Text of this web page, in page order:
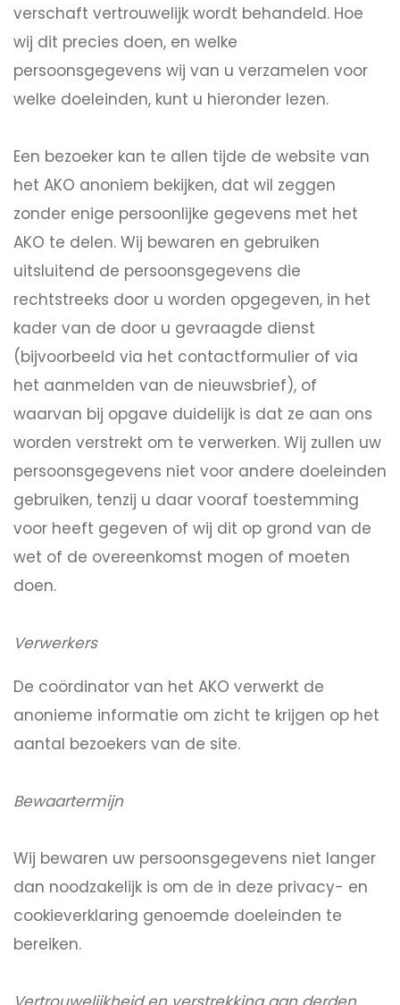
verschaft vertrouwelijk wordt behandeld. Hoe
wij dit precies doen, en welke
persoonsgegevens wij van u verzamelen voor
welke doeleinden, kunt u hieronder lezen.
Een bezoeker kan te allen tijde de website van
het AKO anoniem bekijken, dat wil zeggen
zonder enige persoonlijke gegevens met het
AKO te delen. Wij bewaren en gebruiken
uitsluitend de persoonsgegevens die
rechtstreeks door u worden opgegeven, in het
kader van de door u gevraagde dienst
(bijvoorbeeld via het contactformulier of via
het aanmelden van de nieuwsbrief), of
waarvan bij opgave duidelijk is dat ze aan ons
worden verstrekt om te verwerken. Wij zullen uw
persoonsgegevens niet voor andere doeleinden
gebruiken, tenzij u daar vooraf toestemming
voor heeft gegeven of wij dit op grond van de
wet of de overeenkomst mogen of moeten
doen.
Verwerkers
De coördinator van het AKO verwerkt de
anonieme informatie om zicht te krijgen op het
aantal bezoekers van de site.
Bewaartermijn
Wij bewaren uw persoonsgegevens niet langer
dan noodzakelijk is om de in deze privacy- en
cookieverklaring genoemde doeleinden te
bereiken.